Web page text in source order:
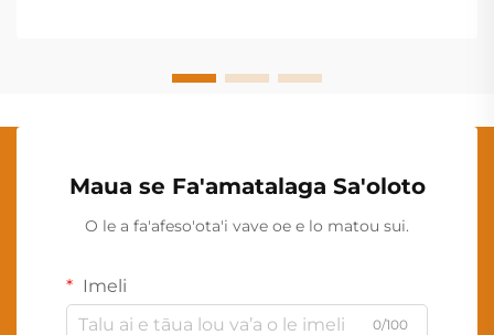
Maua se Fa'amatalaga Sa'oloto
O le a fa'afeso'ota'i vave oe e lo matou sui.
Imeli
0/100